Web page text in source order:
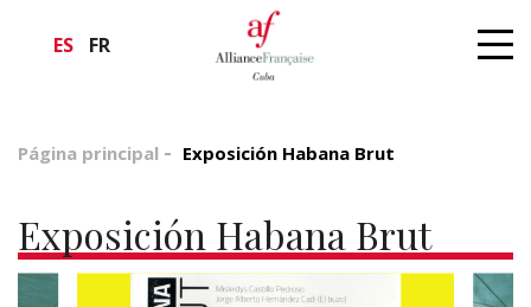
ES FR
Página principal Exposición Habana Brut
Exposición Habana Brut